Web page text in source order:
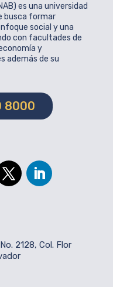
es una universidad
busca formar
social y una
con facultades de
y
además de su
8000
2128, Col. Flor